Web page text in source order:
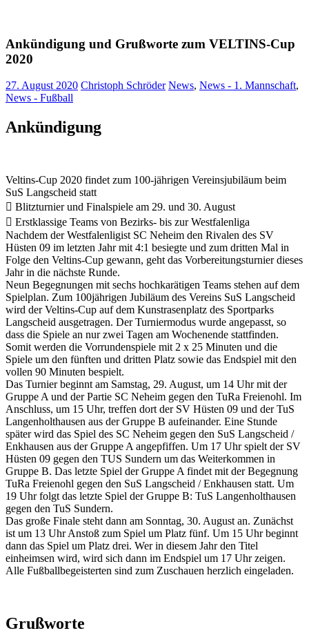
Ankündigung und Grußworte zum VELTINS-Cup
2020
27. August 2020 Christoph Schröder News, News - 1. Mannschaft,
News - Fußball
Ankündigung
Veltins-Cup 2020 findet zum 100-jährigen Vereinsjubiläum beim
SuS Langscheid statt
 Blitzturnier und Finalspiele am 29. und 30. August
 Erstklassige Teams von Bezirks- bis zur Westfalenliga
Nachdem der Westfalenligist SC Neheim den Rivalen des SV
Hüsten 09 im letzten Jahr mit 4:1 besiegte und zum dritten Mal in
Folge den Veltins-Cup gewann, geht das Vorbereitungsturnier dieses
Jahr in die nächste Runde.
Neun Begegnungen mit sechs hochkarätigen Teams stehen auf dem
Spielplan. Zum 100jährigen Jubiläum des Vereins SuS Langscheid
wird der Veltins-Cup auf dem Kunstrasenplatz des Sportparks
Langscheid ausgetragen. Der Turniermodus wurde angepasst, so
dass die Spiele an nur zwei Tagen am Wochenende stattfinden.
Somit werden die Vorrundenspiele mit 2 x 25 Minuten und die
Spiele um den fünften und dritten Platz sowie das Endspiel mit den
vollen 90 Minuten bespielt.
Das Turnier beginnt am Samstag, 29. August, um 14 Uhr mit der
Gruppe A und der Partie SC Neheim gegen den TuRa Freienohl. Im
Anschluss, um 15 Uhr, treffen dort der SV Hüsten 09 und der TuS
Langenholthausen aus der Gruppe B aufeinander. Eine Stunde
später wird das Spiel des SC Neheim gegen den SuS Langscheid /
Enkhausen aus der Gruppe A angepfiffen. Um 17 Uhr spielt der SV
Hüsten 09 gegen den TUS Sundern um das Weiterkommen in
Gruppe B. Das letzte Spiel der Gruppe A findet mit der Begegnung
TuRa Freienohl gegen den SuS Langscheid / Enkhausen statt. Um
19 Uhr folgt das letzte Spiel der Gruppe B: TuS Langenholthausen
gegen den TuS Sundern.
Das große Finale steht dann am Sonntag, 30. August an. Zunächst
ist um 13 Uhr Anstoß zum Spiel um Platz fünf. Um 15 Uhr beginnt
dann das Spiel um Platz drei. Wer in diesem Jahr den Titel
einheimsen wird, wird sich dann im Endspiel um 17 Uhr zeigen.
Alle Fußballbegeisterten sind zum Zuschauen herzlich eingeladen.
Grußworte